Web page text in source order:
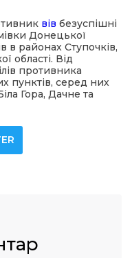
вів безуспішні
Донецької
в районах Ступочків,
області. Від
противника
пунктів, серед них
Гора, Дачне та